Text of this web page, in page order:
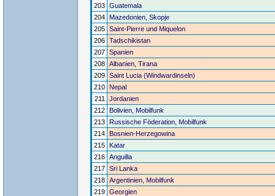
203 Guatemala
204
Mazedonien, Skopje
205 Saint-Pierre und Miquelon
206 Tadschikistan
207 Spanien
208 Albanien, Tirana
209 Saint Lucia (Windwardinseln)
210 Nepal
211
Jordanien
212
Bolivien, Mobilfunk
213
Russische Föderation, Mobilfunk
214 Bosnien-Herzegowina
215
Katar
216 Anguilla
217 Sri Lanka
218 Argentinien, Mobilfunk
219 Georgien